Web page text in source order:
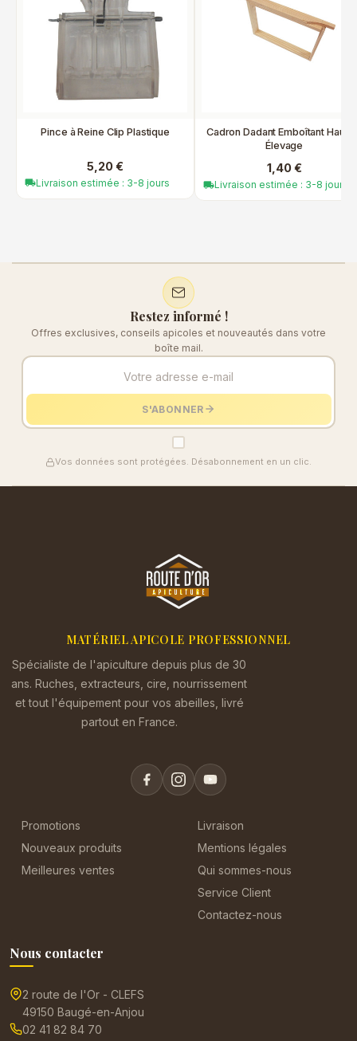
Pince à Reine Clip Plastique
5,20 €
local_shippingLivraison estimée : 3-8 jours
Cadron Dadant Emboîtant
Élevage
1,40 €
local_shippingLivraison estimée : 3-8 jours
Restez informé !
Offres exclusives, conseils apicoles et nouveautés dans votre
boîte mail.
S'ABONNER
Vos données sont protégées. Désabonnement en un clic.
MATÉRIEL APICOLE PROFESSIONNEL
Spécialiste de l'apiculture depuis plus de 30
ans. Ruches, extracteurs, cire, nourrissement
et tout l'équipement pour vos abeilles, livré
partout en France.
Promotions
Nouveaux produits
Meilleures ventes
Livraison
Mentions légales
Qui sommes-nous
Service Client
Contactez-nous
Nous contacter
2 route de l'Or - CLEFS
49150 Baugé-en-Anjou
02 41 82 84 70